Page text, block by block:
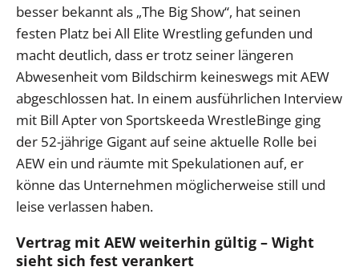
besser bekannt als „The Big Show“, hat seinen
festen Platz bei All Elite Wrestling gefunden und
macht deutlich, dass er trotz seiner längeren
Abwesenheit vom Bildschirm keineswegs mit AEW
abgeschlossen hat. In einem ausführlichen Interview
mit Bill Apter von Sportskeeda WrestleBinge ging
der 52-jährige Gigant auf seine aktuelle Rolle bei
AEW ein und räumte mit Spekulationen auf, er
könne das Unternehmen möglicherweise still und
leise verlassen haben.
Vertrag mit AEW weiterhin gültig – Wight
sieht sich fest verankert